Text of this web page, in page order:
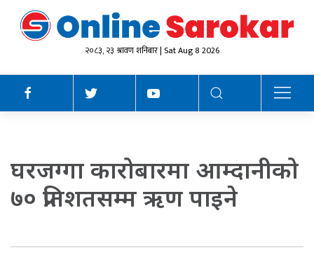
२०८३, २३ श्रावण शनिबार | Sat Aug 8 2026
घरजग्गा कारोबारमा आम्दानीको
७० प्रतिशतसम्म ऋण पाइने